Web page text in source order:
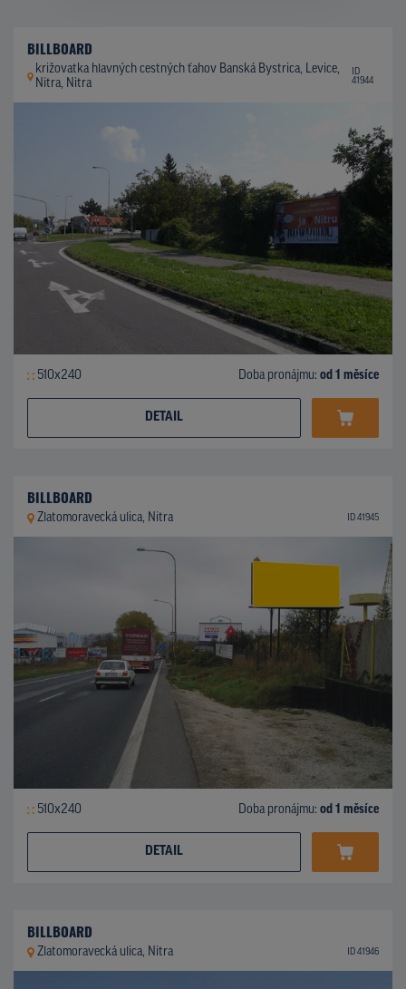
BILLBOARD
križovatka hlavných cestných ťahov Banská Bystrica, Levice,
Nitra, Nitra
ID
41944
510x240 Doba pronájmu: od 1 měsíce
DETAIL
BILLBOARD
Zlatomoravecká ulica, Nitra ID 41945
510x240 Doba pronájmu: od 1 měsíce
DETAIL
BILLBOARD
Zlatomoravecká ulica, Nitra ID 41946